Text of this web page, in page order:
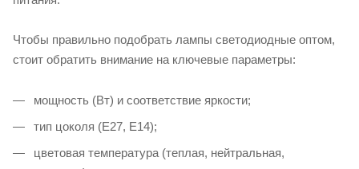
Чтобы правильно подобрать лампы светодиодные оптом,
стоит обратить внимание на ключевые параметры:
мощность (Вт) и соответствие яркости;
тип цоколя (E27, E14);
цветовая температура (теплая, нейтральная,